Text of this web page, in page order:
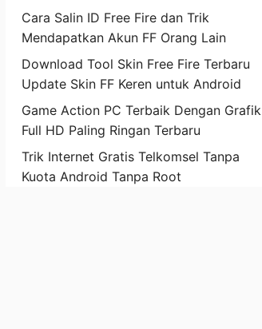
Cara Salin ID Free Fire dan Trik
Mendapatkan Akun FF Orang Lain
Download Tool Skin Free Fire Terbaru
Update Skin FF Keren untuk Android
Game Action PC Terbaik Dengan Grafik
Full HD Paling Ringan Terbaru
Trik Internet Gratis Telkomsel Tanpa
Kuota Android Tanpa Root